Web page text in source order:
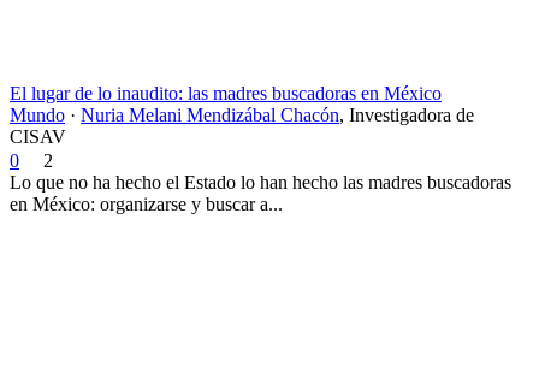
El lugar de lo inaudito: las madres buscadoras en México
Mundo · Nuria Melani Mendizábal Chacón, Investigadora de
CISAV
0
2
Lo que no ha hecho el Estado lo han hecho las madres buscadoras
en México: organizarse y buscar a...